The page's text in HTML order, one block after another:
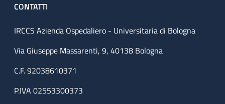
CONTATTI
IRCCS Azienda Ospedaliero - Universitaria di Bologna
Via Giuseppe Massarenti, 9, 40138 Bologna
C.F. 92038610371
P.IVA 02553300373